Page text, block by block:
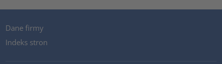
Dane firmy
Indeks stron